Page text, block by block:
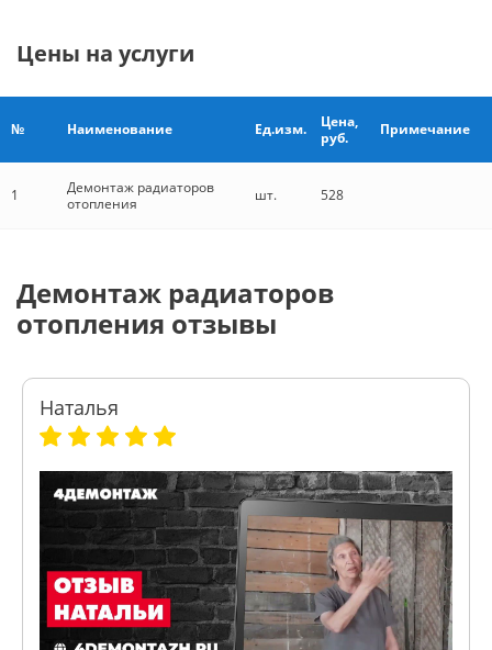
Цены на услуги
№ Наименование Ед.изм.
Цена,
руб.
Примечание
1
Демонтаж радиаторов
отопления
шт. 528
Демонтаж радиаторов
отопления отзывы
Наталья